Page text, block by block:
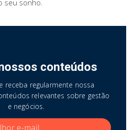
seu sonho.
conteúdos
receba regularmente nossa
relevantes sobre gestão
e negócios.